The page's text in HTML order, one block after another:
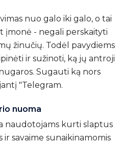
nuo galo iki galo, o tai
įmonė - negali perskaityti
žinučių. Todėl pavydiems
ir sužinoti, ką jų antroji
Sugauti ką nors
"Telegram.
nuoma
naudotojams kurti slaptus
ir savaime sunaikinamomis